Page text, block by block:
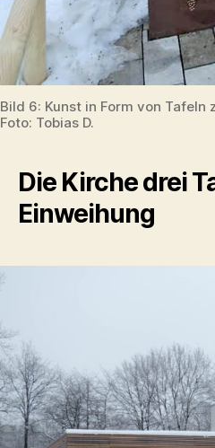
Bild 6: Kunst in Form von Tafeln
Foto: Tobias D.
Die Kirche drei
Einweihung